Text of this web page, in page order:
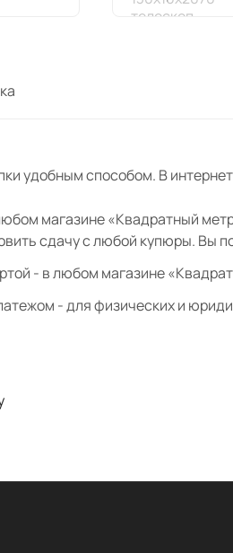
Цоколь
удобным способом. В
магазине «Квадратный
сдачу с любой купюры. Вы
- в любом магазине
- для физических и